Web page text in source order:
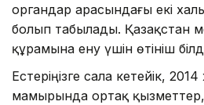
органдар арасындағы екі
болып табылады. Қазақстан
құрамына ену үшін өтініш
Естеріңізге сала кетейік,
мамырында ортақ